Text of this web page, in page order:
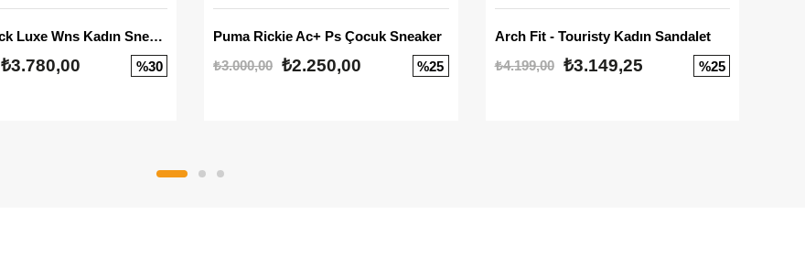
Mayze Stack Luxe Wns Kadın Sneaker
₺3.780,00 %30
Puma Rickie Ac+ Ps Çocuk Sneaker
₺3.000,00 ₺2.250,00 %25
Arch Fit - Touristy Kadın Sandalet
₺4.199,00
₺3.149,25 %25